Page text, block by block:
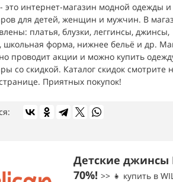
это интернет-магазин модной одежды и
для детей, женщин и мужчин. В
платья, блузки, леггинсы, джинсы,
форма, нижнее бельё и др.
проводит акции и можно купить
со скидкой. Каталог скидок смотрите
Приятных покупок!
Детские джинсы
70%! >> 👧 купить в